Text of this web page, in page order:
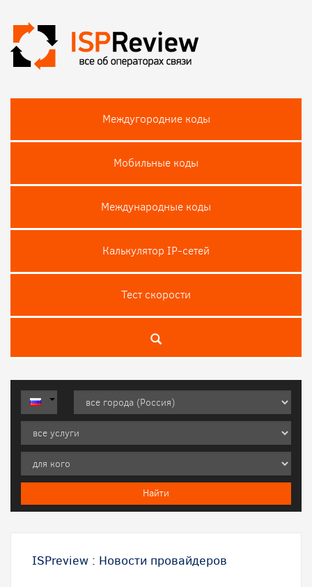
Междугородние коды
Мобильные коды
Международные коды
Калькулятор IP-сетей
Тест скороcти
ISPreview : Новости провайдеров